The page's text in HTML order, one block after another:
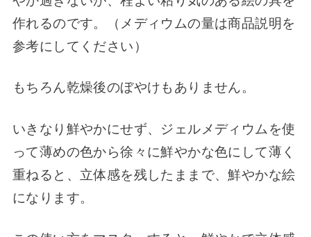
作れるのです。（メディウムの量は商品説明を
参考にしてください）
もちろん乾燥後のぼやけもありません。
いきなり鮮やかにせず、ジェルメディウムを使
って薄めの色から徐々に鮮やかな色にして薄く
重ねると、立体感を残したままで、鮮やかな絵
になります。